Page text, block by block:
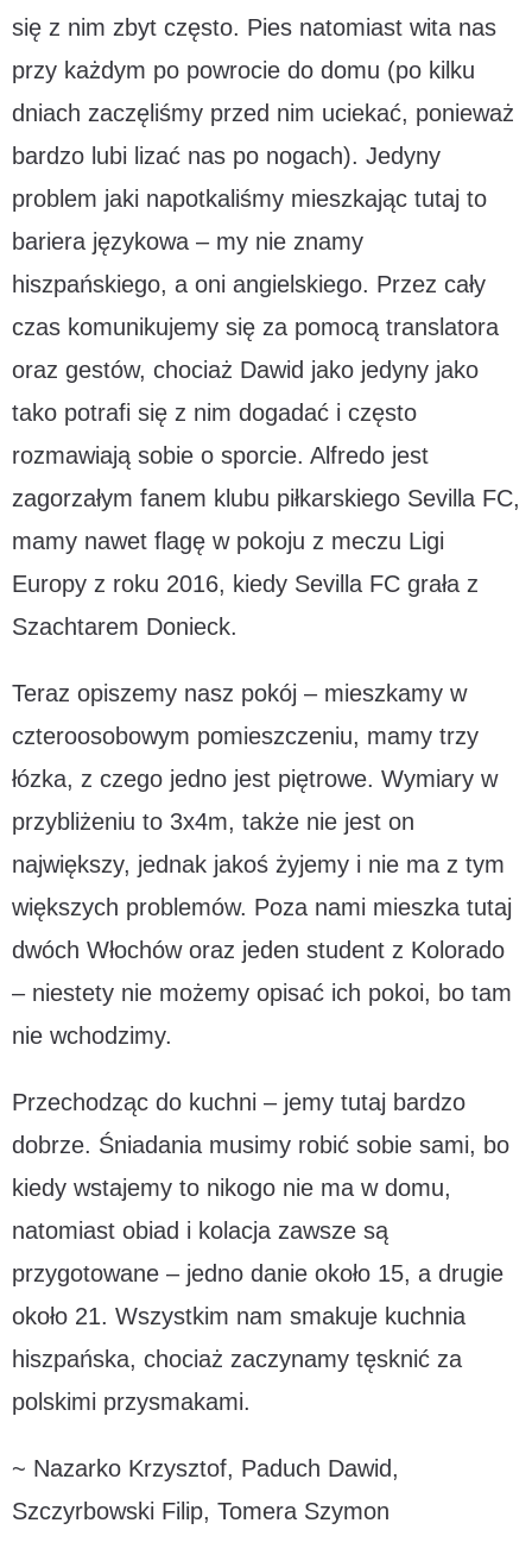
się z nim zbyt często. Pies natomiast wita nas
przy każdym po powrocie do domu (po kilku
dniach zaczęliśmy przed nim uciekać, ponieważ
bardzo lubi lizać nas po nogach). Jedyny
problem jaki napotkaliśmy mieszkając tutaj to
bariera językowa – my nie znamy
hiszpańskiego, a oni angielskiego. Przez cały
czas komunikujemy się za pomocą translatora
oraz gestów, chociaż Dawid jako jedyny jako
tako potrafi się z nim dogadać i często
rozmawiają sobie o sporcie. Alfredo jest
zagorzałym fanem klubu piłkarskiego Sevilla FC,
mamy nawet flagę w pokoju z meczu Ligi
Europy z roku 2016, kiedy Sevilla FC grała z
Szachtarem Donieck.
Teraz opiszemy nasz pokój – mieszkamy w
czteroosobowym pomieszczeniu, mamy trzy
łózka, z czego jedno jest piętrowe. Wymiary w
przybliżeniu to 3x4m, także nie jest on
największy, jednak jakoś żyjemy i nie ma z tym
większych problemów. Poza nami mieszka tutaj
dwóch Włochów oraz jeden student z Kolorado
– niestety nie możemy opisać ich pokoi, bo tam
nie wchodzimy.
Przechodząc do kuchni – jemy tutaj bardzo
dobrze. Śniadania musimy robić sobie sami, bo
kiedy wstajemy to nikogo nie ma w domu,
natomiast obiad i kolacja zawsze są
przygotowane – jedno danie około 15, a drugie
około 21. Wszystkim nam smakuje kuchnia
hiszpańska, chociaż zaczynamy tęsknić za
polskimi przysmakami.
~ Nazarko Krzysztof, Paduch Dawid,
Szczyrbowski Filip, Tomera Szymon